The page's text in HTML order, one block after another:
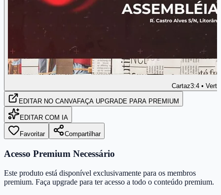
Cartaz3:4 •
EDITAR NO CANVAFAÇA UPGRADE PARA PREMIUM
EDITAR COM IA
Favoritar Compartilhar
Acesso Premium Necessário
Este produto está disponível exclusivamente para os membros
premium. Faça upgrade para ter acesso a todo o conteúdo premium.